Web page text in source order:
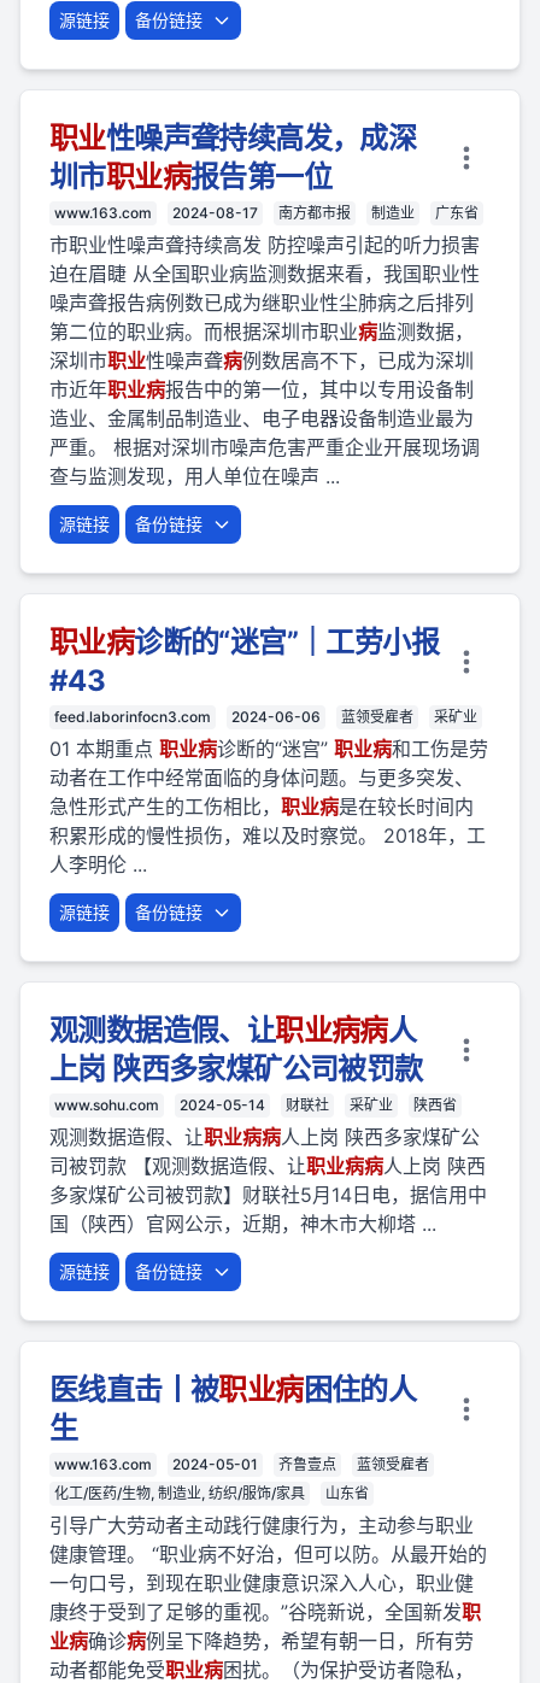
源链接 备份链接
职业性噪声聋持续高发，成深
圳市职业病报告第一位
www.163.com 2024-08-17 南方都市报 制造业 广东省
市职业性噪声聋持续高发 防控噪声引起的听力损害
迫在眉睫 从全国职业病监测数据来看，我国职业性
噪声聋报告病例数已成为继职业性尘肺病之后排列
第二位的职业病。而根据深圳市职业病监测数据，
深圳市职业性噪声聋病例数居高不下，已成为深圳
市近年职业病报告中的第一位，其中以专用设备制
造业、金属制品制造业、电子电器设备制造业最为
严重。 根据对深圳市噪声危害严重企业开展现场调
查与监测发现，用人单位在噪声 ...
源链接 备份链接
职业病诊断的“迷宫”｜工劳小报
#43
feed.laborinfocn3.com 2024-06-06 蓝领受雇者 采矿业
01 本期重点 职业病诊断的“迷宫” 职业病和工伤是劳
动者在工作中经常面临的身体问题。与更多突发、
急性形式产生的工伤相比， 职业病是在较长时间内
积累形成的慢性损伤，难以及时察觉。 2018年，工
人李明伦 ...
源链接 备份链接
观测数据造假、让职业病病人
上岗 陕西多家煤矿公司被罚款
www.sohu.com 2024-05-14 财联社 采矿业 陕西省
观测数据造假、让职业病病人上岗 陕西多家煤矿公
司被罚款 【观测数据造假、让职业病病人上岗 陕西
多家煤矿公司被罚款】财联社5月14日电，据信用中
国（陕西）官网公示，近期，神木市大柳塔 ...
源链接 备份链接
医线直击丨被职业病困住的人
生
www.163.com 2024-05-01 齐鲁壹点
蓝领受雇者
化工/医药/生物, 制造业, 纺织/服饰/家具
山东省
引导广大劳动者主动践行健康行为，主动参与职业
健康管理。 “职业病不好治，但可以防。从最开始的
一句口号，到现在职业健康意识深入人心，职业健
康终于受到了足够的重视。”谷晓新说，全国新发职
业病确诊病例呈下降趋势，希望有朝一日，所有劳
动者都能免受职业病困扰。（为保护受访者隐私，